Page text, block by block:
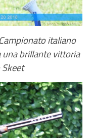
italiano
una brillante vittoria